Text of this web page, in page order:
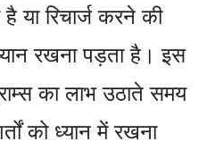
या रिचार्ज करने की
रखना पड़ता है। इस
का लाभ उठाते समय
को ध्यान में रखना